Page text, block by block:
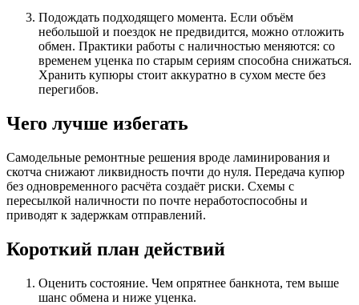
Подождать подходящего момента. Если объём
небольшой и поездок не предвидится, можно отложить
обмен. Практики работы с наличностью меняются: со
временем уценка по старым сериям способна снижаться.
Хранить купюры стоит аккуратно в сухом месте без
перегибов.
Чего лучше избегать
Самодельные ремонтные решения вроде ламинирования и
скотча снижают ликвидность почти до нуля. Передача купюр
без одновременного расчёта создаёт риски. Схемы с
пересылкой наличности по почте неработоспособны и
приводят к задержкам отправлений.
Короткий план действий
Оценить состояние. Чем опрятнее банкнота, тем выше
шанс обмена и ниже уценка.